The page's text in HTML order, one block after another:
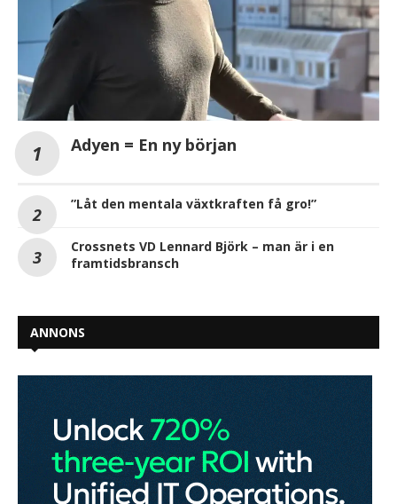
Adyen = En ny början
”Låt den mentala växtkraften få gro!”
Crossnets VD Lennard Björk – man är i en
framtidsbransch
ANNONS